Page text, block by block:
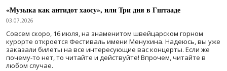
«Музыка как антидот хаосу», или Три дня в Гштааде
03.07.2026
Совсем скоро, 16 июля, на знаменитом швейцарском горном
курорте откроется Фестиваль имени Менухина. Надеюсь, вы уже
заказали билеты на все интересующие вас концерты. Если же
почему-то нет, то читайте и действуйте! Впрочем, читайте в
любом случае.